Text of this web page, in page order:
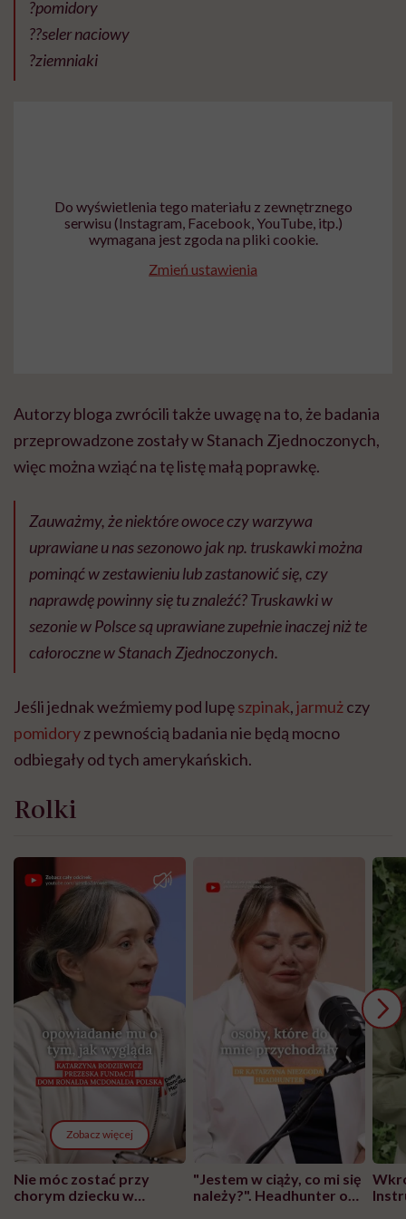
?pomidory
??seler naciowy
?ziemniaki
Do wyświetlenia tego materiału z zewnętrznego
serwisu (Instagram, Facebook, YouTube, itp.)
wymagana jest zgoda na pliki cookie.
Zmień ustawienia
Autorzy bloga zwrócili także uwagę na to, że badania
przeprowadzone zostały w Stanach Zjednoczonych,
więc można wziąć na tę listę małą poprawkę.
Zauważmy, że niektóre owoce czy warzywa
uprawiane u nas sezonowo jak np. truskawki można
pominąć w zestawieniu lub zastanowić się, czy
naprawdę powinny się tu znaleźć? Truskawki w
sezonie w Polsce są uprawiane zupełnie inaczej niż te
całoroczne w Stanach Zjednoczonych.
Jeśli jednak weźmiemy pod lupęszpinak,jarmużczy
pomidoryz pewnością badania nie będą mocno
odbiegały od tych amerykańskich.
Rolki
Zobacz więcej
Nie móc zostać przy
chorym dziecku w
"Jestem w ciąży, co mi się
należy?". Headhunter o